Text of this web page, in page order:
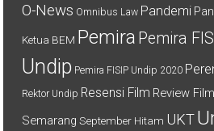
O-News Omnibus Law Pandemi
Ketua BEM Pemira Pemira
Undip Pemira FISIP Undip 2020
Rektor Undip Resensi Film Review Film
Semarang September Hitam UKT